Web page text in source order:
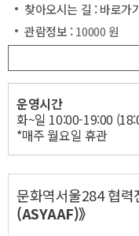
찾아오시는 길 :바로가
관람정보 :10000 원
운영시간
화~일 10:00-19:00
*매주 월요일 휴관
문화역서울284 협력
(ASYAAF)》